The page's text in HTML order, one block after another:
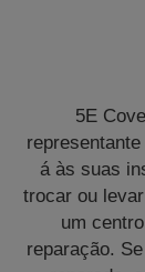
5E
á às suas
trocar ou
um
reparação.